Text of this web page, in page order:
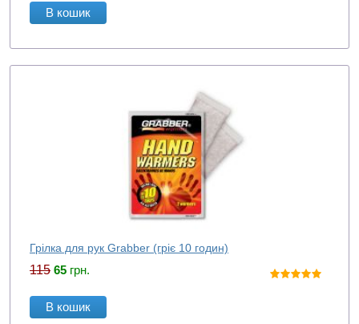
В кошик
Грілка для рук Grabber (гріє 10 годин)
115 65 грн.
В кошик